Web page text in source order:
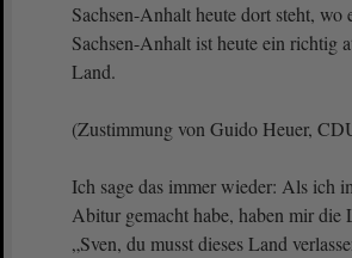
Sachsen-Anhalt heute dort steht, wo
Sachsen-Anhalt ist heute ein richtig
Land.
(Zustimmung von Guido Heuer,
Ich sage das immer wieder: Als ich
Abitur gemacht habe, haben mir die
„Sven, du musst dieses Land